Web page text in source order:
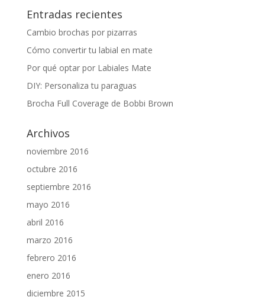
Entradas recientes
Cambio brochas por pizarras
Cómo convertir tu labial en mate
Por qué optar por Labiales Mate
DIY: Personaliza tu paraguas
Brocha Full Coverage de Bobbi Brown
Archivos
noviembre 2016
octubre 2016
septiembre 2016
mayo 2016
abril 2016
marzo 2016
febrero 2016
enero 2016
diciembre 2015